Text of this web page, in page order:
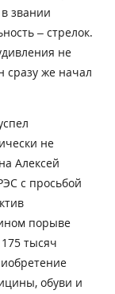
звании
– стрелок.
не
сразу же начал
не
Алексей
с просьбой
порыве
тысяч
обуви и